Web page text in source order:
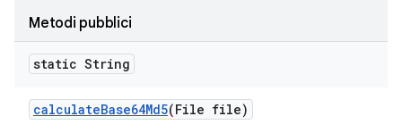
Metodi pubblici
static String
calculateBase64Md5(File file)